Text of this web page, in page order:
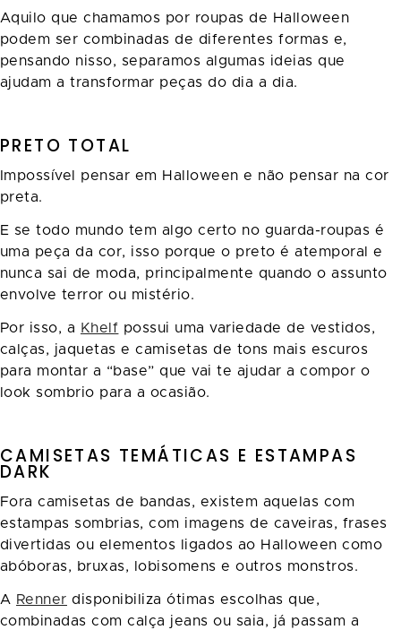
Aquilo que chamamos por roupas de Halloween
podem ser combinadas de diferentes formas e,
pensando nisso, separamos algumas ideias que
ajudam a transformar peças do dia a dia.
PRETO TOTAL
Impossível pensar em Halloween e não pensar na cor
preta.
E se todo mundo tem algo certo no guarda-roupas é
uma peça da cor, isso porque o preto é atemporal e
nunca sai de moda, principalmente quando o assunto
envolve terror ou mistério.
Por isso, a Khelf possui uma variedade de vestidos,
calças, jaquetas e camisetas de tons mais escuros
para montar a “base” que vai te ajudar a compor o
look sombrio para a ocasião.
CAMISETAS TEMÁTICAS E ESTAMPAS
DARK
Fora camisetas de bandas, existem aquelas com
estampas sombrias, com imagens de caveiras, frases
divertidas ou elementos ligados ao Halloween como
abóboras, bruxas, lobisomens e outros monstros.
A Renner disponibiliza ótimas escolhas que,
combinadas com calça jeans ou saia, já passam a